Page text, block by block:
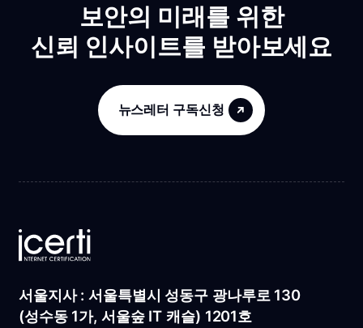
보안의 미래를 위한
신뢰 인사이트를 받아보세요
뉴스레터 구독신청
서울지사 : 서울특별시 성동구 광나루로 130
(성수동 1가, 서울숲 IT 캐슬) 1201호